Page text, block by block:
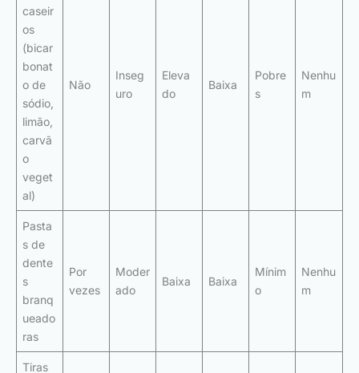
caseir
os
(bicar
bonat
o de
sódio,
limão,
carvã
o
veget
al)
Não
Inseg
uro
Eleva
do
Baixa
Pobre
s
Nenhu
m
Pasta
s de
dente
s
branq
ueado
ras
Por
vezes
Moder
ado
Baixa Baixa
Mínim
o
Nenhu
m
Tiras